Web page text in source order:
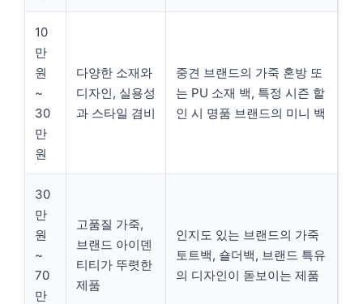
10
만
원
~
30
만
원
다양한 소재와
디자인, 실용성
과 스타일 겸비
중견 브랜드의 가죽 혼방 또
는 PU 소재 백, 특정 시즌 할
인 시 명품 브랜드의 미니 백
30
만
원
~
70
만
고품질 가죽,
브랜드 아이덴
티티가 뚜렷한
제품
인지도 있는 브랜드의 가죽
토트백, 숄더백, 브랜드 특유
의 디자인이 돋보이는 제품